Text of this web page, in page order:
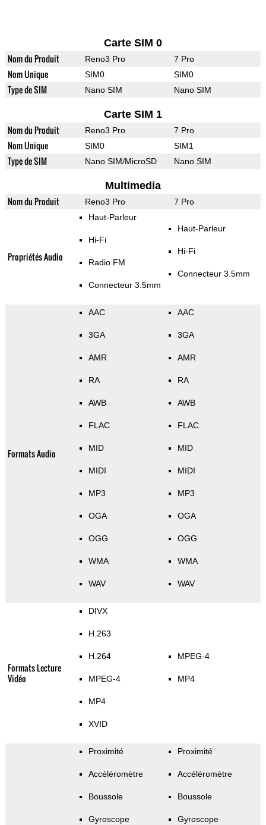
Carte SIM 0
Nom du Produit Reno3 Pro 7 Pro
Nom Unique SIM0 SIM0
Type de SIM Nano SIM Nano SIM
Carte SIM 1
Nom du Produit Reno3 Pro 7 Pro
Nom Unique SIM0 SIM1
Type de SIM Nano SIM/MicroSD Nano SIM
Multimedia
Nom du Produit Reno3 Pro 7 Pro
Propriétés Audio
Haut-Parleur
Hi-Fi
Radio FM
Connecteur 3.5mm
Haut-Parleur
Hi-Fi
Connecteur 3.5mm
Formats Audio
AAC
3GA
AMR
RA
AWB
FLAC
MID
MIDI
MP3
OGA
OGG
WMA
WAV
AAC
3GA
AMR
RA
AWB
FLAC
MID
MIDI
MP3
OGA
OGG
WMA
WAV
Formats Lecture
Vidéo
DIVX
H.263
H.264
MPEG-4
MP4
XVID
MPEG-4
MP4
Proximité
Accéléromètre
Boussole
Gyroscope
Proximité
Accéléromètre
Boussole
Gyroscope